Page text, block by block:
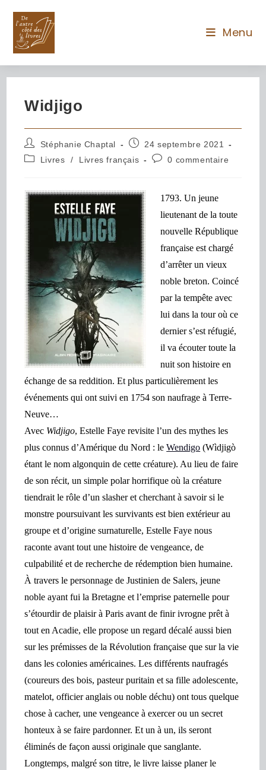
Menu
Widjigo
Stéphanie Chaptal
24 septembre 2021
Livres
/ Livres français 0 commentaire
1793. Un jeune
lieutenant de la toute
nouvelle République
française est chargé
d’arrêter un vieux
noble breton. Coincé
par la tempête avec
lui dans la tour où ce
dernier s’est réfugié,
il va écouter toute la
nuit son histoire en
échange de sa reddition. Et plus particulièrement les
événements qui ont suivi en 1754 son naufrage à Terre-
Neuve…
Avec Widjigo, Estelle Faye revisite l’un des mythes les
plus connus d’Amérique du Nord : leWendigo (Wìdjigò
étant le nom algonquin de cette créature). Au lieu de faire
de son récit, un simple polar horrifique où la créature
tiendrait le rôle d’un slasher et cherchant à savoir si le
monstre poursuivant les survivants est bien extérieur au
groupe et d’origine surnaturelle, Estelle Faye nous
raconte avant tout une histoire de vengeance, de
culpabilité et de recherche de rédemption bien humaine.
À travers le personnage de Justinien de Salers, jeune
noble ayant fui la Bretagne et l’emprise paternelle pour
s’étourdir de plaisir à Paris avant de finir ivrogne prêt à
tout en Acadie, elle propose un regard décalé aussi bien
sur les prémisses de la Révolution française que sur la vie
dans les colonies américaines. Les différents naufragés
(coureurs des bois, pasteur puritain et sa fille adolescente,
matelot, officier anglais ou noble déchu) ont tous quelque
chose à cacher, une vengeance à exercer ou un secret
honteux à se faire pardonner. Et un à un, ils seront
éliminés de façon aussi originale que sanglante.
Longtemps, malgré son titre, le livre laisse planer le